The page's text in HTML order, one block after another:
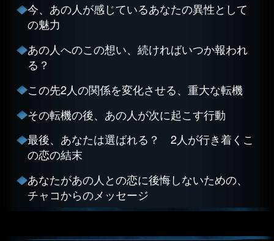
今、あの人が感じているあなたの異性として
の魅力
あの人へのこの想い、続ければいつか報われ
る？
この先2人の関係を変化させる、重大な転機
その転機の後、あの人が次に起こす行動
最後、あなたは選ばれる？ 2人が行き着くこ
の恋の結末
あなたがあの人との恋に後悔しないための、
チャコからのメッセージ